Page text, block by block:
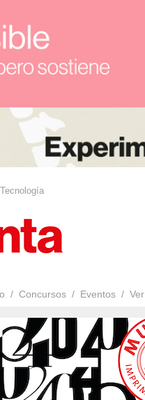
Concursos Eventos